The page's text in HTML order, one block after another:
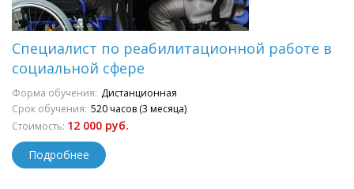
Специалист по реабилитационной работе в
социальной сфере
Форма обучения: Дистанционная
Срок обучения: 520 часов (3 месяца)
Стоимость: 12 000 руб.
Подробнее